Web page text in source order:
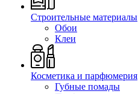
Строительные материалы
Обои
Клеи
Косметика и парфюмерия
Губные помады